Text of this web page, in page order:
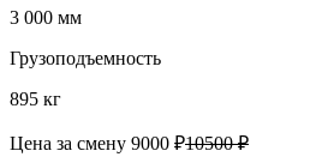
3 000 мм
Грузоподъемность
895 кг
Цена за смену 9000 ₽10500 ₽